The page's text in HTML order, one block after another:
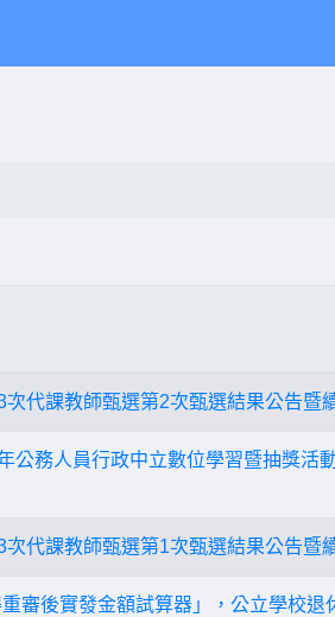
代課教師甄選第2次甄選結果公告暨
公務人員行政中立數位學習暨抽獎活
代課教師甄選第1次甄選結果公告暨
審後實發金額試算器」，公立學校退